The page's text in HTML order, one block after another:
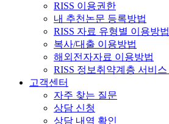
RISS 이용권한
내 추천논문 등록방법
RISS 자료 유형별 이용방법
복사/대출 이용방법
해외전자자료 이용방법
RISS 정보취약계층 서비
고객센터
자주 찾는 질문
상담 신청
상담 내역 확인